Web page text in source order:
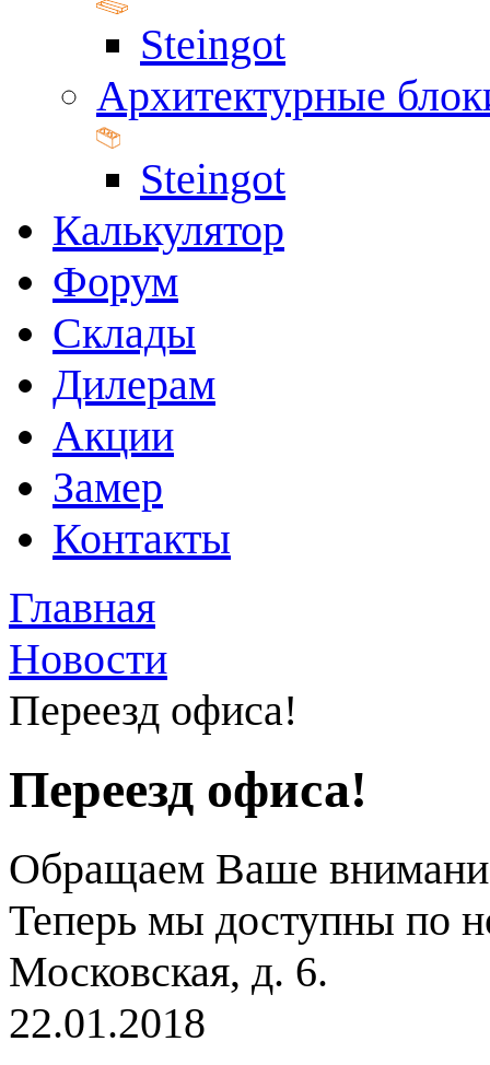
Steingot
Архитектурные
Steingot
Калькулятор
Форум
Склады
Дилерам
Акции
Замер
Контакты
Главная
Новости
Переезд офиса!
Переезд офиса!
Обращаем Ваше
Теперь мы доступны по
Московская, д. 6.
22.01.2018